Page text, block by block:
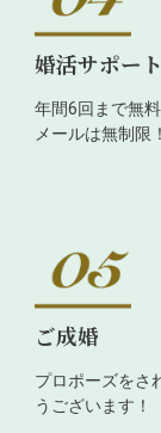
婚活サポート
年間6回まで無
メールは無制限！
ご成婚
プロポーズをさ
うございます！